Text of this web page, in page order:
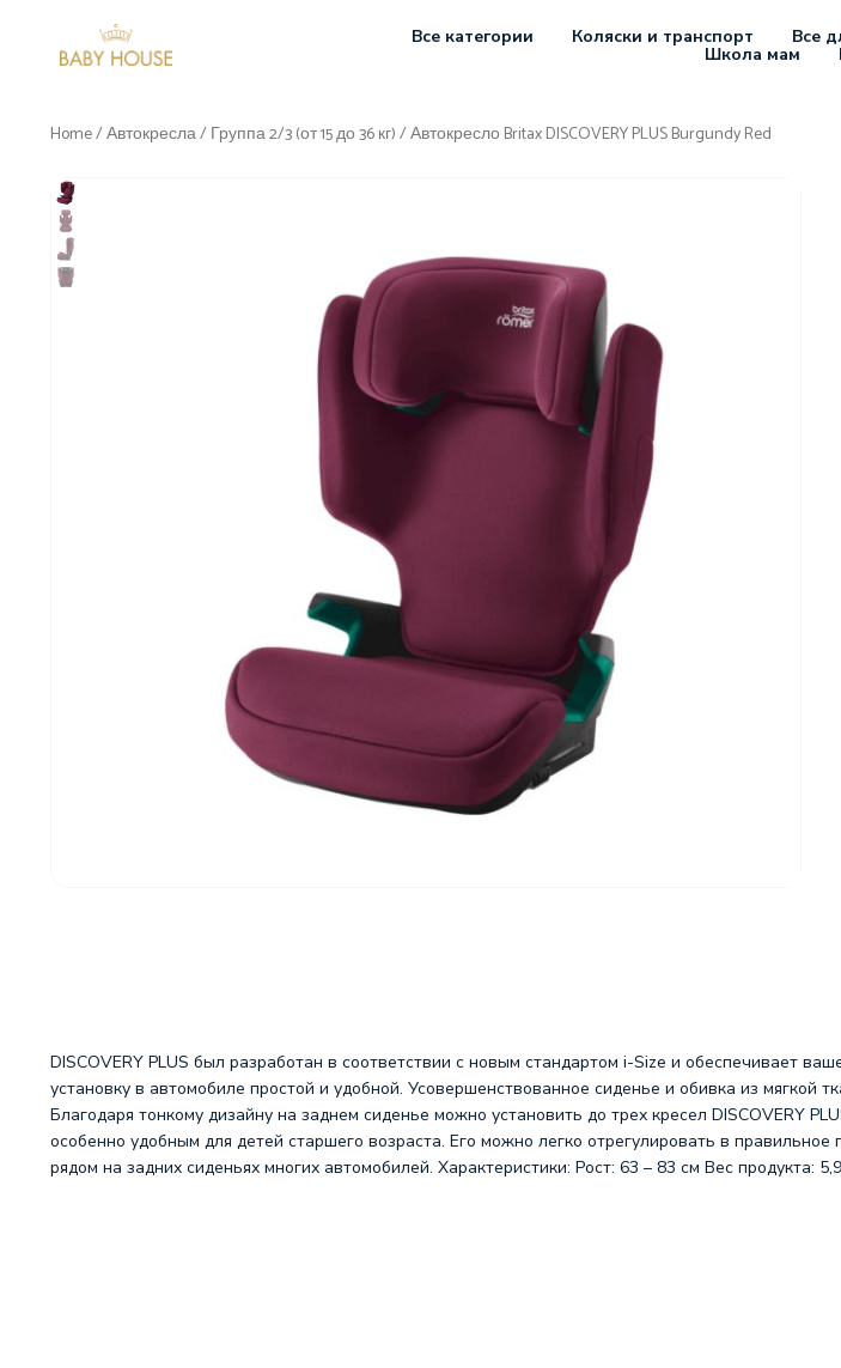
Все категории Коляски и транспорт Все
Школа мам
Home/Автокресла/Группа 2/3 (от 15 до 36 кг)/ Автокресло Britax DISCOVERY PLUS Burgundy Red
DISCOVERY PLUS был разработан в соответствии с новым стандартом i-Size и обеспечивает
установку в автомобиле простой и удобной. Усовершенствованное сиденье и обивка из
Благодаря тонкому дизайну на заднем сиденье можно установить до трех кресел DISCOVERY
особенно удобным для детей старшего возраста. Его можно легко отрегулировать в
рядом на задних сиденьях многих автомобилей. Характеристики: Рост: 63 – 83 см Вес продукта: